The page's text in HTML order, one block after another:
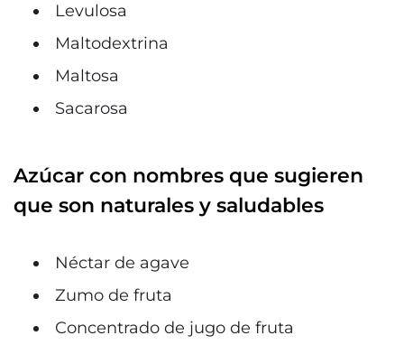
Levulosa
Maltodextrina
Maltosa
Sacarosa
Azúcar con nombres que sugieren
que son naturales y saludables
Néctar de agave
Zumo de fruta
Concentrado de jugo de fruta